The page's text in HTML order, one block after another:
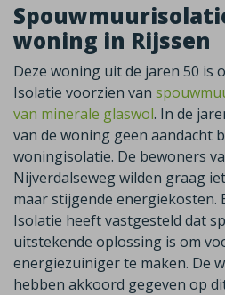
woning in Rijssen
Deze woning uit de jaren 50 is
Isolatie voorzien van
van minerale glaswol. In de
van de woning geen aandacht
woningisolatie. De bewoners
Nijverdalseweg wilden graag
maar stijgende energiekosten.
Isolatie heeft vastgesteld dat
uitstekende oplossing is om
energiezuiniger te maken. De
hebben akkoord gegeven op